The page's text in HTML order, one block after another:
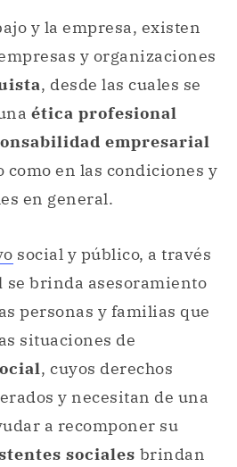
y la empresa, existen
y organizaciones
, desde las cuales se
ética profesional
empresarial
como en las condiciones y
en general.
social y público, a través
se brinda asesoramiento
personas y familias que
situaciones de
, cuyos derechos
y necesitan de una
a recomponer su
sociales brindan